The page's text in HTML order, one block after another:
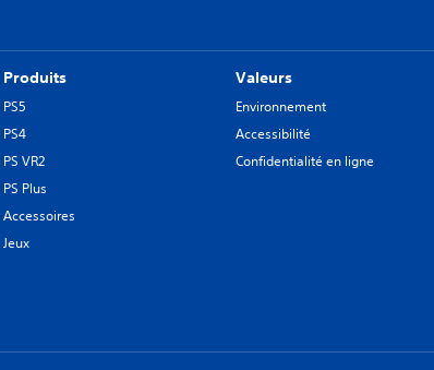
Produits
PS5
PS4
PS VR2
PS Plus
Accessoires
Jeux
Valeurs
Environnement
Accessibilité
Confidentialité en ligne